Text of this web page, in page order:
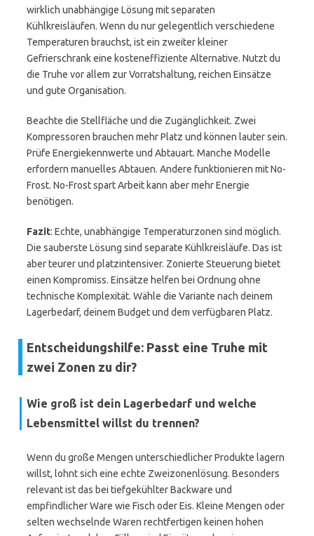
wirklich unabhängige Lösung mit separaten
Kühlkreisläufen. Wenn du nur gelegentlich verschiedene
Temperaturen brauchst, ist ein zweiter kleiner
Gefrierschrank eine kosteneffiziente Alternative. Nutzt du
die Truhe vor allem zur Vorratshaltung, reichen Einsätze
und gute Organisation.
Beachte die Stellfläche und die Zugänglichkeit. Zwei
Kompressoren brauchen mehr Platz und können lauter sein.
Prüfe Energiekennwerte und Abtauart. Manche Modelle
erfordern manuelles Abtauen. Andere funktionieren mit No-
Frost. No-Frost spart Arbeit kann aber mehr Energie
benötigen.
Fazit: Echte, unabhängige Temperaturzonen sind möglich.
Die sauberste Lösung sind separate Kühlkreisläufe. Das ist
aber teurer und platzintensiver. Zonierte Steuerung bietet
einen Kompromiss. Einsätze helfen bei Ordnung ohne
technische Komplexität. Wähle die Variante nach deinem
Lagerbedarf, deinem Budget und dem verfügbaren Platz.
Entscheidungshilfe: Passt eine Truhe mit
zwei Zonen zu dir?
Wie groß ist dein Lagerbedarf und welche
Lebensmittel willst du trennen?
Wenn du große Mengen unterschiedlicher Produkte lagern
willst, lohnt sich eine echte Zweizonenlösung. Besonders
relevant ist das bei tiefgekühlter Backware und
empfindlicher Ware wie Fisch oder Eis. Kleine Mengen oder
selten wechselnde Waren rechtfertigen keinen hohen